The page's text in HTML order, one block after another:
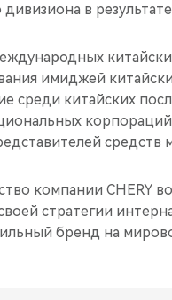
дивизиона в
имиджей
среди китайских
средств
компании CHERY
стратегии
бренд на